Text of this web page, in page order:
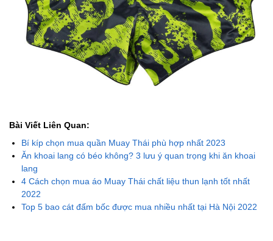
Bài Viết Liên Quan:
Bí kíp chọn mua quần Muay Thái phù hợp nhất 2023
Ăn khoai lang có béo không? 3 lưu ý quan trọng khi ăn khoai
lang
4 Cách chọn mua áo Muay Thái chất liệu thun lạnh tốt nhất
2022
Top 5 bao cát đấm bốc được mua nhiều nhất tại Hà Nội 2022